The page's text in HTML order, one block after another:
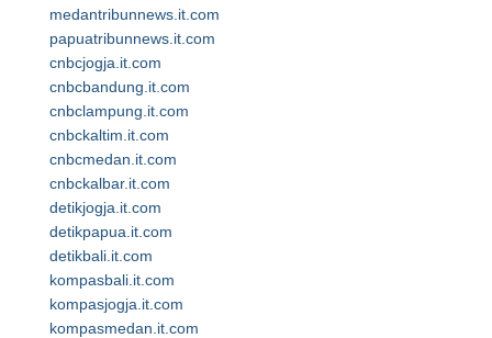
medantribunnews.it.com
papuatribunnews.it.com
cnbcjogja.it.com
cnbcbandung.it.com
cnbclampung.it.com
cnbckaltim.it.com
cnbcmedan.it.com
cnbckalbar.it.com
detikjogja.it.com
detikpapua.it.com
detikbali.it.com
kompasbali.it.com
kompasjogja.it.com
kompasmedan.it.com